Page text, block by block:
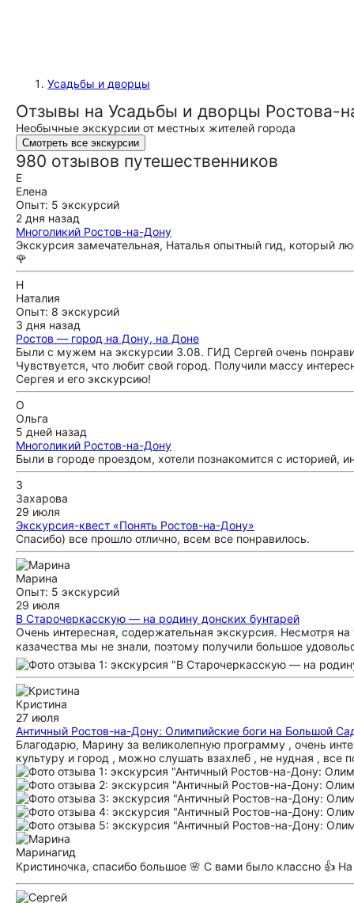
Усадьбы и дворцы
Отзывы на Усадьбы и дворцы Ростова-
Необычные экскурсии от местных жителей города
Смотреть все экскурсии
980 отзывов путешественников
Е
Елена
Опыт: 5 экскурсий
2 дня назад
Многоликий Ростов-на-Дону
Экскурсия замечательная, Наталья опытный гид, который
🌹
Н
Наталия
Опыт: 8 экскурсий
3 дня назад
Ростов — город на Дону, на Доне
Были с мужем на экскурсии 3.08. ГИД Сергей очень
Чувствуется, что любит свой город. Получили массу
Сергея и его экскурсию!
О
Ольга
5 дней назад
Многоликий Ростов-на-Дону
Были в городе проездом, хотели познакомится с
З
Захарова
29 июля
Экскурсия-квест «Понять Ростов-на-Дону»
Спасибо) все прошло отлично, всем все понравилось.
Марина
Опыт: 5 экскурсий
29 июля
В Старочеркасскую — на родину донских бунтарей
Очень интересная, содержательная экскурсия. Несмотря
казачества мы не знали, поэтому получили большое
Кристина
27 июля
Античный Ростов-на-Дону: Олимпийские боги на Большой
Благодарю, Марину за великолепную программу , очень
культуру и город , можно слушать взахлеб , не нудная , все
Маринагид
Кристиночка, спасибо большое 🌸 С вами было классно 👍